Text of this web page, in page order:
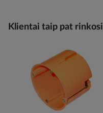
Klientai taip pat rinkosi